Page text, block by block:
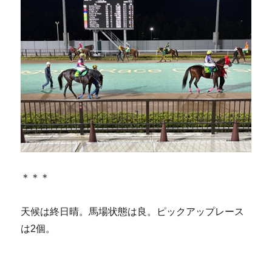
＊＊＊
天候は終日晴。馬場状態は良。ピックアップレース
は2個。